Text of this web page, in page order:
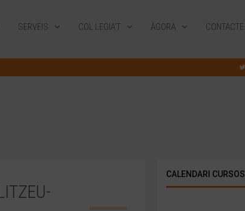
SERVEIS COL·LEGIA’T ÀGORA CONTACTE
CALENDARI CURSOS